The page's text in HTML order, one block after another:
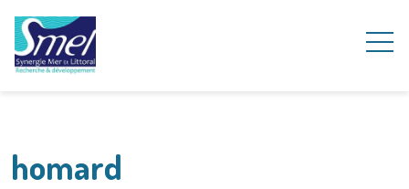
homard